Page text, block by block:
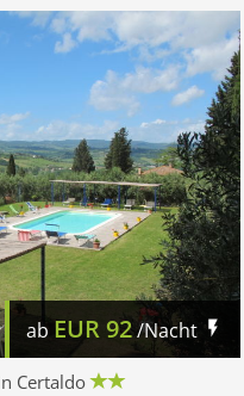
ab EUR92/Nacht
Certaldo